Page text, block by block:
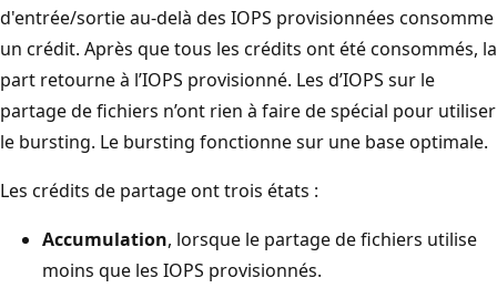
d'entrée/sortie au-delà des IOPS provisionnées consomme
un crédit. Après que tous les crédits ont été consommés, la
part retourne à l’IOPS provisionné. Les d’IOPS sur le
partage de fichiers n’ont rien à faire de spécial pour utiliser
le bursting. Le bursting fonctionne sur une base optimale.
Les crédits de partage ont trois états :
Accumulation, lorsque le partage de fichiers utilise
moins que les IOPS provisionnés.